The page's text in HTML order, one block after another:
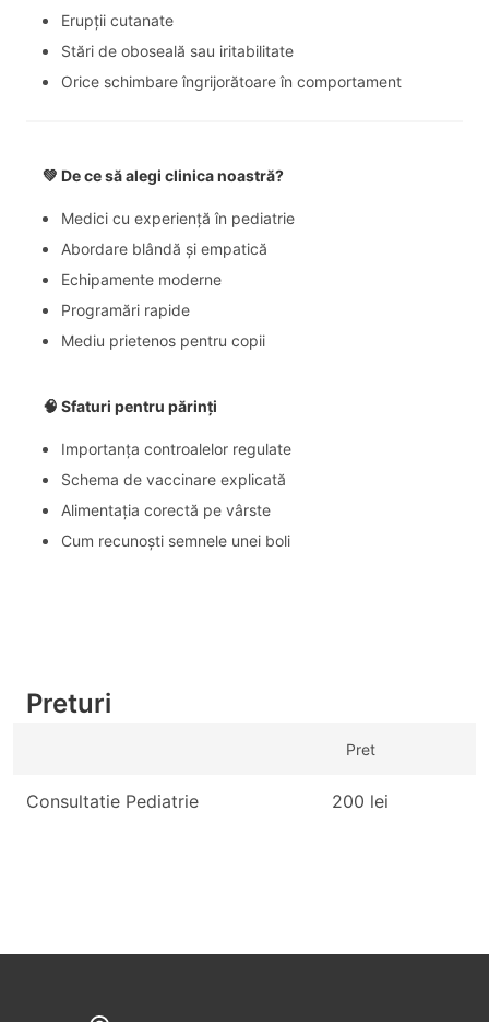
Erupții cutanate
Stări de oboseală sau iritabilitate
Orice schimbare îngrijorătoare în comportament
💚 De ce să alegi clinica noastră?
Medici cu experiență în pediatrie
Abordare blândă și empatică
Echipamente moderne
Programări rapide
Mediu prietenos pentru copii
🧠 Sfaturi pentru părinți
Importanța controalelor regulate
Schema de vaccinare explicată
Alimentația corectă pe vârste
Cum recunoști semnele unei boli
Preturi
Pret
Consultatie Pediatrie 200 lei